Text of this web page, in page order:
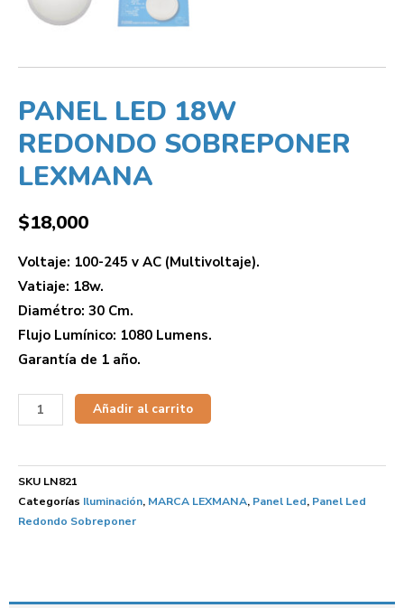
PANEL LED 18W
REDONDO SOBREPONER
LEXMANA
$18,000
Voltaje: 100-245 v AC (Multivoltaje).
Vatiaje: 18w.
Diamétro: 30 Cm.
Flujo Lumínico: 1080 Lumens.
Garantía de 1 año.
Añadir al carrito
SKU LN821
Categorías Iluminación, MARCA LEXMANA, Panel Led, Panel Led
Redondo Sobreponer